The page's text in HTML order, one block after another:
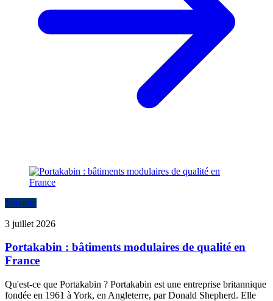
Travaux
3 juillet 2026
Portakabin : bâtiments modulaires de qualité en
France
Qu'est-ce que Portakabin ? Portakabin est une entreprise britannique
fondée en 1961 à York, en Angleterre, par Donald Shepherd. Elle